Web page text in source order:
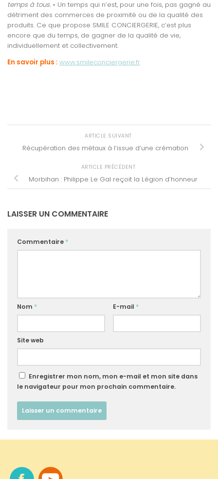
temps à tous. » Un temps qui n’est, pour une fois, pas gagné au
détriment des commerces de proximité ou de la qualité des
produits. Ce que propose SMILE CONCIERGERIE, c’est plus
encore que du temps, de gagner de la qualité de vie,
individuellement et collectivement.
En savoir plus : www.smileconciergerie.fr
ARTICLE SUIVANT
Récupération des métaux à l’issue d’une crémation
ARTICLE PRÉCÉDENT
Morbihan : Philippe Le Gal reçoit la Légion d’honneur
LAISSER UN COMMENTAIRE
Commentaire *
Nom * E-mail *
Site web
Enregistrer mon nom, mon e-mail et mon site dans
le navigateur pour mon prochain commentaire.